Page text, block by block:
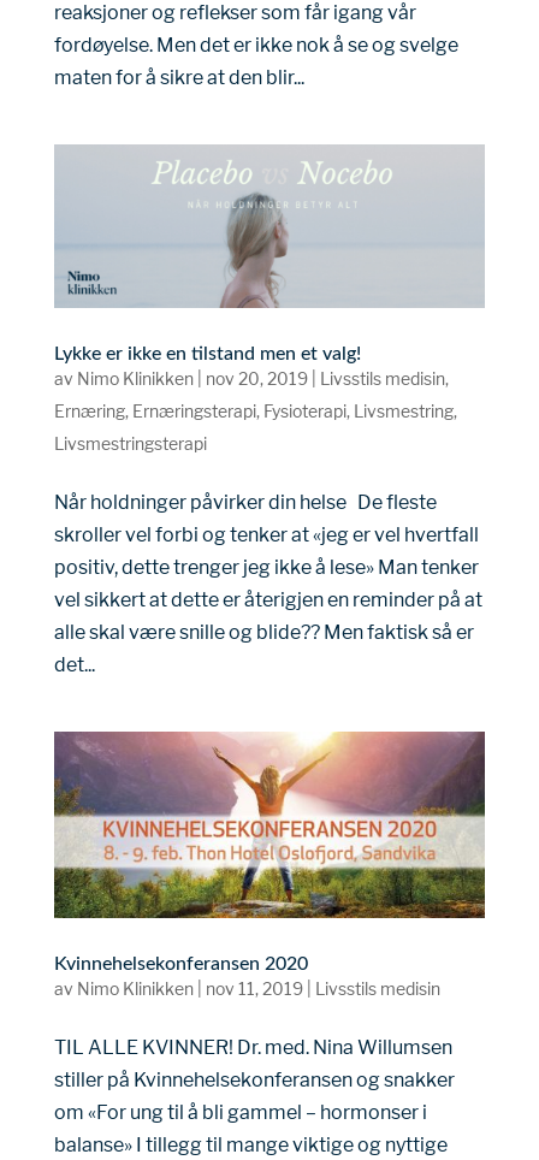
reaksjoner og reflekser som får igang vår
fordøyelse. Men det er ikke nok å se og svelge
maten for å sikre at den blir...
Lykke er ikke en tilstand men et valg!
av Nimo Klinikken| nov 20, 2019| Livsstils medisin,
Ernæring, Ernæringsterapi, Fysioterapi, Livsmestring,
Livsmestringsterapi
Når holdninger påvirker din helse De fleste
skroller vel forbi og tenker at «jeg er vel hvertfall
positiv, dette trenger jeg ikke å lese» Man tenker
vel sikkert at dette er återigjen en reminder på at
alle skal være snille og blide?? Men faktisk så er
det...
Kvinnehelsekonferansen 2020
av Nimo Klinikken| nov 11, 2019| Livsstils medisin
TIL ALLE KVINNER! Dr. med. Nina Willumsen
stiller på Kvinnehelsekonferansen og snakker
om «For ung til å bli gammel – hormonser i
balanse» I tillegg til mange viktige og nyttige